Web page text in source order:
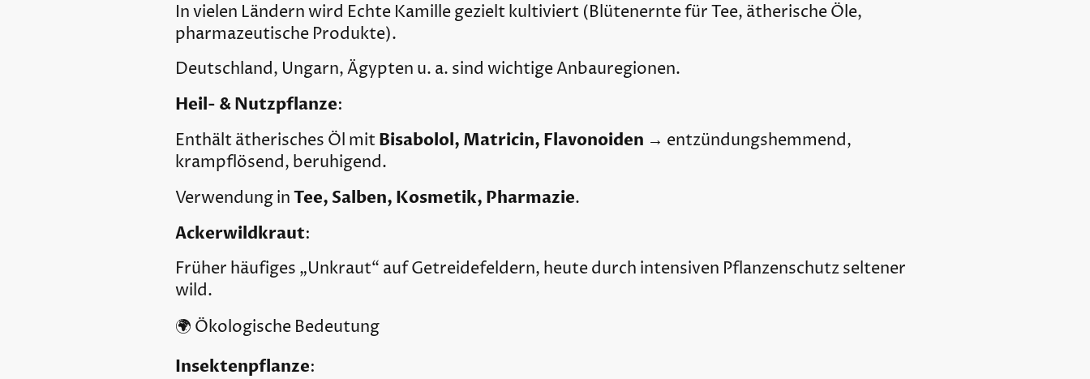
In vielen Ländern wird Echte Kamille gezielt kultiviert (Blütenernte für Tee, ätherische Öle,
pharmazeutische Produkte).
Deutschland, Ungarn, Ägypten u. a. sind wichtige Anbauregionen.
Heil- & Nutzpflanze:
Enthält ätherisches Öl mitBisabolol, Matricin, Flavonoiden → entzündungshemmend,
krampflösend, beruhigend.
Verwendung inTee, Salben, Kosmetik, Pharmazie.
Ackerwildkraut:
Früher häufiges „Unkraut“ auf Getreidefeldern, heute durch intensiven Pflanzenschutz seltener
wild.
🌍 Ökologische Bedeutung
Insektenpflanze: